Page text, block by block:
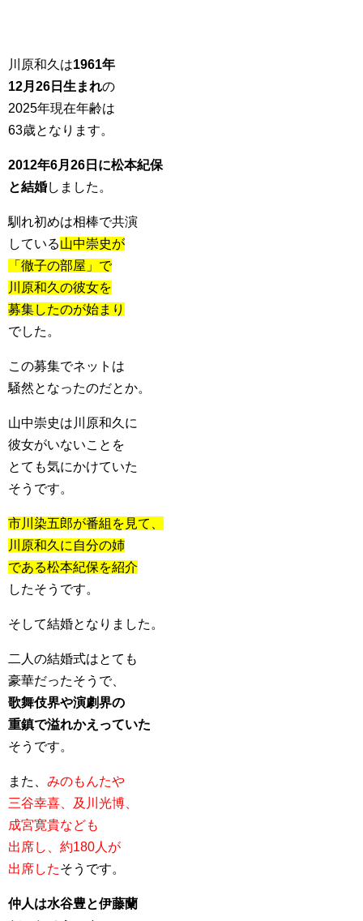
川原和久は1961年
12月26日生まれの
2025年現在年齢は
63歳となります。
2012年6月26日に松本紀保
と結婚しました。
馴れ初めは相棒で共演
している山中崇史が
「徹子の部屋」で
川原和久の彼女を
募集したのが始まり
でした。
この募集でネットは
騒然となったのだとか。
山中崇史は川原和久に
彼女がいないことを
とても気にかけていた
そうです。
市川染五郎が番組を見て、
川原和久に自分の姉
である松本紀保を紹介
したそうです。
そして結婚となりました。
二人の結婚式はとても
豪華だったそうで、
歌舞伎界や演劇界の
重鎮で溢れかえっていた
そうです。
また、 みのもんたや
三谷幸喜、及川光博、
成宮寛貴なども
出席し、約180人が
出席したそうです。
仲人は水谷豊と伊藤蘭